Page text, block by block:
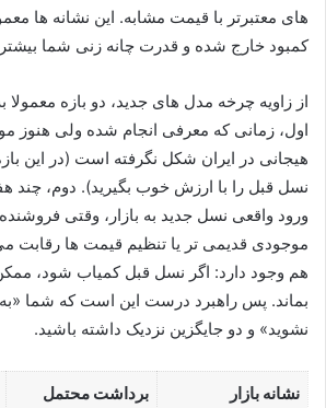
های معتبرتر با قیمت مشابه. این نشانه ها
کمبود خارج شده و قدرت چانه زنی شما
از زاویه چرخه مدل های جدید، دو بازه معمولا
اول، زمانی که معرفی انجام شده ولی هنوز
هیجانی در ایران شکل نگرفته است (در این
نسل قبل را با ارزش خوب بگیرید). دوم، چند
ورود واقعی نسل جدید به بازار، وقتی
موجودی قدیمی تر یا تنظیم قیمت ها رقابت
هم وجود دارد: اگر نسل قبل کمیاب شود،
بماند. پس راهبرد درست این است که شما
نشوید» و دو جایگزین نزدیک داشته باشید.
نشانه بازار برداشت محتمل